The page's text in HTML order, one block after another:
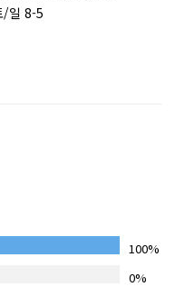
/일 8-5
100%
0%